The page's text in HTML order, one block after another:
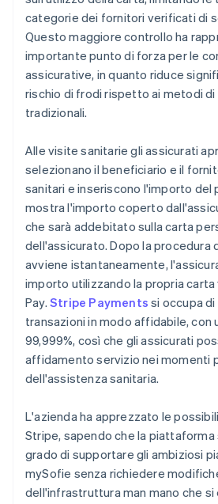
categorie dei fornitori verificati di
Questo maggiore controllo ha
importante punto di forza per le
assicurative, in quanto riduce
rischio di frodi rispetto ai metodi di
tradizionali.
Alle visite sanitarie gli assicurati
selezionano il beneficiario e il
sanitari e inseriscono l'importo del
mostra l'importo coperto
che sarà addebitato sulla carta
dell'assicurato. Dopo la procedura
avviene istantaneamente,
importo utilizzando la propria
Pay. Stripe Payments si occupa
transazioni in modo affidabile, con
99,999%, così che gli assicurati
affidamento servizio nei momenti
dell'assistenza sanitaria.
L'azienda ha apprezzato le
Stripe, sapendo che la
grado di supportare gli ambiziosi
mySofie senza richiedere
dell'infrastruttura man mano che si